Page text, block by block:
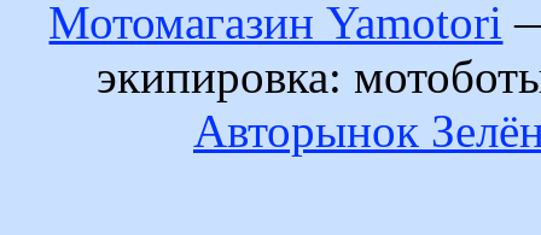
Мотомагазин Yamotori
экипировка:
Авторынок